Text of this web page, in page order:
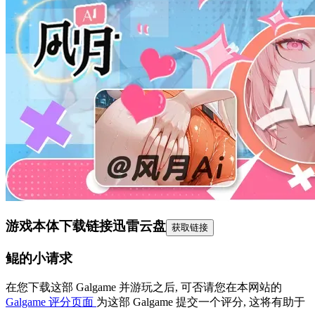
游戏本体下载链接迅雷云盘 获取链接
鲲的小请求
在您下载这部 Galgame 并游玩之后, 可否请您在本网站的
Galgame 评分页面 为这部 Galgame 提交一个评分, 这将有助于